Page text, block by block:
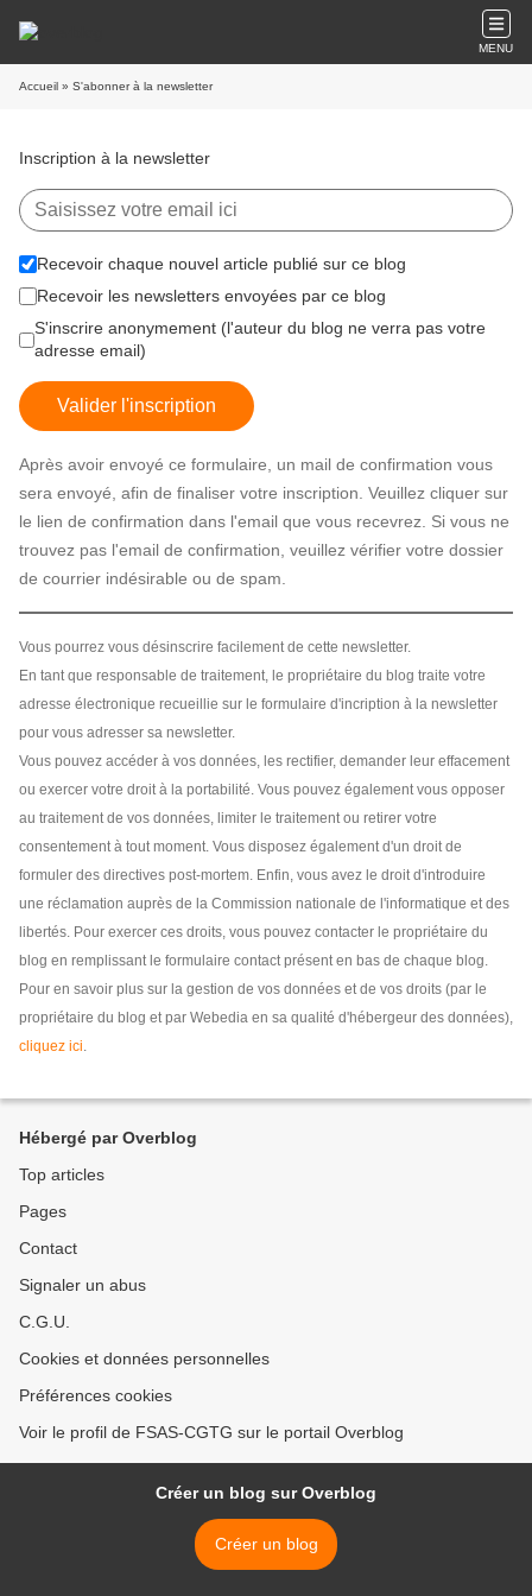
MENU
Accueil » S'abonner à la newsletter
Inscription à la newsletter
Recevoir chaque nouvel article publié sur ce blog
Recevoir les newsletters envoyées par ce blog
S'inscrire anonymement (l'auteur du blog ne verra pas votre
adresse email)
Valider l'inscription
Après avoir envoyé ce formulaire, un mail de confirmation vous
sera envoyé, afin de finaliser votre inscription. Veuillez cliquer sur
le lien de confirmation dans l'email que vous recevrez. Si vous ne
trouvez pas l'email de confirmation, veuillez vérifier votre dossier
de courrier indésirable ou de spam.
Vous pourrez vous désinscrire facilement de cette newsletter.
En tant que responsable de traitement, le propriétaire du blog traite votre
adresse électronique recueillie sur le formulaire d'incription à la newsletter
pour vous adresser sa newsletter.
Vous pouvez accéder à vos données, les rectifier, demander leur effacement
ou exercer votre droit à la portabilité. Vous pouvez également vous opposer
au traitement de vos données, limiter le traitement ou retirer votre
consentement à tout moment. Vous disposez également d'un droit de
formuler des directives post-mortem. Enfin, vous avez le droit d'introduire
une réclamation auprès de la Commission nationale de l'informatique et des
libertés. Pour exercer ces droits, vous pouvez contacter le propriétaire du
blog en remplissant le formulaire contact présent en bas de chaque blog.
Pour en savoir plus sur la gestion de vos données et de vos droits (par le
propriétaire du blog et par Webedia en sa qualité d'hébergeur des données),
cliquez ici.
Hébergé par Overblog
Top articles
Pages
Contact
Signaler un abus
C.G.U.
Cookies et données personnelles
Préférences cookies
Voir le profil de FSAS-CGTG sur le portail Overblog
Créer un blog sur Overblog
Créer un blog